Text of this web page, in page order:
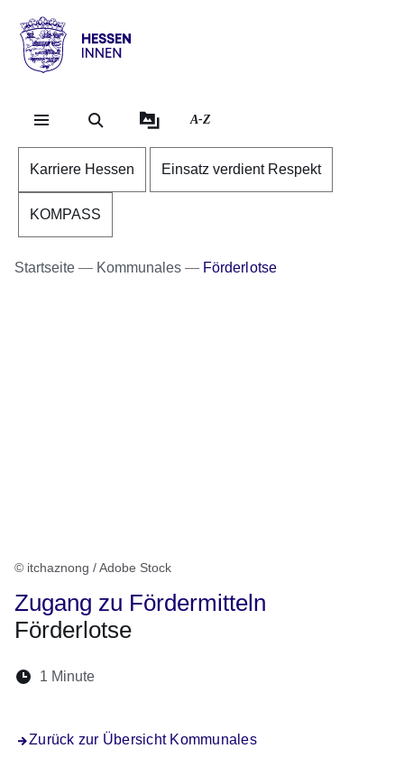
Hessen
Innen
A-Z
Karriere Hessen Einsatz verdient Respekt
KOMPASS
Startseite Kommunales Förderlotse
© itchaznong / Adobe Stock
Zugang zu Fördermitteln
Förderlotse
Lesedauer:
1 Minute
Zurück zur Übersicht Kommunales